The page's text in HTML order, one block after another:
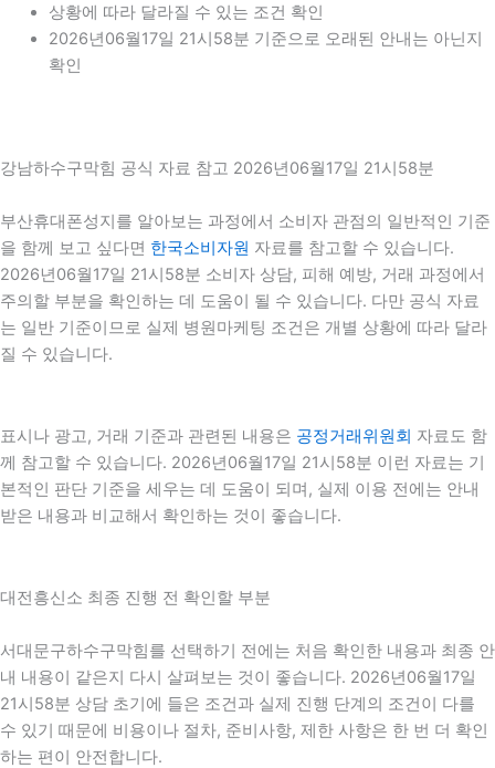
상황에 따라 달라질 수 있는 조건 확인
2026년06월17일 21시58분 기준으로 오래된 안내는 아닌지
확인
강남하수구막힘 공식 자료 참고 2026년06월17일 21시58분
부산휴대폰성지를 알아보는 과정에서 소비자 관점의 일반적인 기준
을 함께 보고 싶다면 한국소비자원 자료를 참고할 수 있습니다.
2026년06월17일 21시58분 소비자 상담, 피해 예방, 거래 과정에서
주의할 부분을 확인하는 데 도움이 될 수 있습니다. 다만 공식 자료
는 일반 기준이므로 실제 병원마케팅 조건은 개별 상황에 따라 달라
질 수 있습니다.
표시나 광고, 거래 기준과 관련된 내용은 공정거래위원회 자료도 함
께 참고할 수 있습니다. 2026년06월17일 21시58분 이런 자료는 기
본적인 판단 기준을 세우는 데 도움이 되며, 실제 이용 전에는 안내
받은 내용과 비교해서 확인하는 것이 좋습니다.
대전흥신소 최종 진행 전 확인할 부분
서대문구하수구막힘를 선택하기 전에는 처음 확인한 내용과 최종 안
내 내용이 같은지 다시 살펴보는 것이 좋습니다. 2026년06월17일
21시58분 상담 초기에 들은 조건과 실제 진행 단계의 조건이 다를
수 있기 때문에 비용이나 절차, 준비사항, 제한 사항은 한 번 더 확인
하는 편이 안전합니다.